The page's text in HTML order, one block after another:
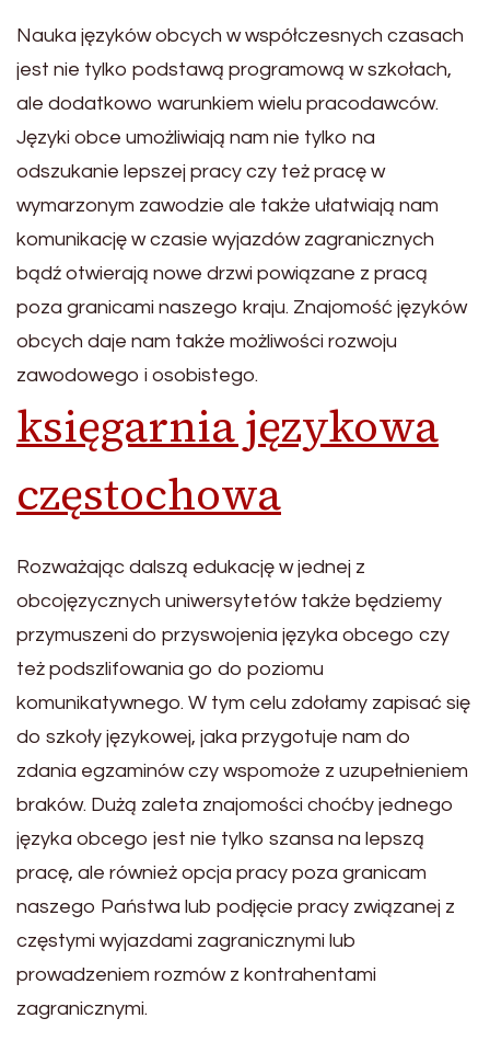
Nauka języków obcych w współczesnych czasach
jest nie tylko podstawą programową w szkołach,
ale dodatkowo warunkiem wielu pracodawców.
Języki obce umożliwiają nam nie tylko na
odszukanie lepszej pracy czy też pracę w
wymarzonym zawodzie ale także ułatwiają nam
komunikację w czasie wyjazdów zagranicznych
bądź otwierają nowe drzwi powiązane z pracą
poza granicami naszego kraju. Znajomość języków
obcych daje nam także możliwości rozwoju
zawodowego i osobistego.
księgarnia językowa
częstochowa
Rozważając dalszą edukację w jednej z
obcojęzycznych uniwersytetów także będziemy
przymuszeni do przyswojenia języka obcego czy
też podszlifowania go do poziomu
komunikatywnego. W tym celu zdołamy zapisać się
do szkoły językowej, jaka przygotuje nam do
zdania egzaminów czy wspomoże z uzupełnieniem
braków. Dużą zaleta znajomości choćby jednego
języka obcego jest nie tylko szansa na lepszą
pracę, ale również opcja pracy poza granicam
naszego Państwa lub podjęcie pracy związanej z
częstymi wyjazdami zagranicznymi lub
prowadzeniem rozmów z kontrahentami
zagranicznymi.